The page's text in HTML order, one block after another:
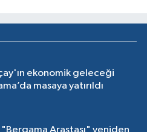
ekonomik geleceği
masaya yatırıldı
"Bergama Arastası" yeniden